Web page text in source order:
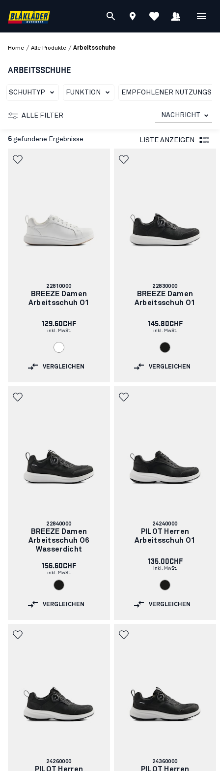
Home / Alle Produkte / Arbeitsschuhe
ARBEITSSCHUHE
SCHUHTYP FUNKTION EMPFOHLENER
ALLE FILTER NACHRICHT
6 gefundene Ergebnisse LISTE ANZEIGEN
Artikelnummer:
22810000
BREEZE Damen
Arbeitsschuh O1
129.60CHF
inkl. MwSt.
VERGLEICHEN
Artikelnummer:
22830000
BREEZE Damen
Arbeitsschuh O1
145.80CHF
inkl. MwSt.
VERGLEICHEN
Artikelnummer:
22840000
BREEZE Damen
Arbeitsschuh O6
Wasserdicht
156.60CHF
inkl. MwSt.
VERGLEICHEN
Artikelnummer:
24240000
PILOT Herren
Arbeitsschuh O1
135.00CHF
inkl. MwSt.
VERGLEICHEN
Artikelnummer:
24260000
PILOT Herren
Artikelnummer:
24360000
PILOT Herren